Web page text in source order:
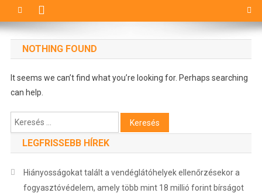
NOTHING FOUND
It seems we can’t find what you’re looking for. Perhaps searching
can help.
Keresés:
LEGFRISSEBB HÍREK
Hiányosságokat talált a vendéglátóhelyek ellenőrzésekor a
fogyasztóvédelem, amely több mint 18 millió forint bírságot